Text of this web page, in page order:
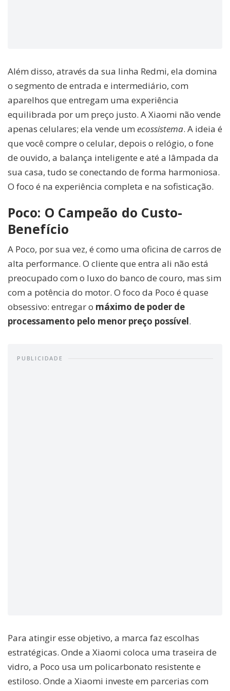
Além disso, através da sua linha Redmi, ela domina
o segmento de entrada e intermediário, com
aparelhos que entregam uma experiência
equilibrada por um preço justo. A Xiaomi não vende
apenas celulares; ela vende um ecossistema. A ideia é
que você compre o celular, depois o relógio, o fone
de ouvido, a balança inteligente e até a lâmpada da
sua casa, tudo se conectando de forma harmoniosa.
O foco é na experiência completa e na sofisticação.
Poco: O Campeão do Custo-
Benefício
A Poco, por sua vez, é como uma oficina de carros de
alta performance. O cliente que entra ali não está
preocupado com o luxo do banco de couro, mas sim
com a potência do motor. O foco da Poco é quase
obsessivo: entregar o máximo de poder de
processamento pelo menor preço possível.
PUBLICIDADE
Para atingir esse objetivo, a marca faz escolhas
estratégicas. Onde a Xiaomi coloca uma traseira de
vidro, a Poco usa um policarbonato resistente e
estiloso. Onde a Xiaomi investe em parcerias com